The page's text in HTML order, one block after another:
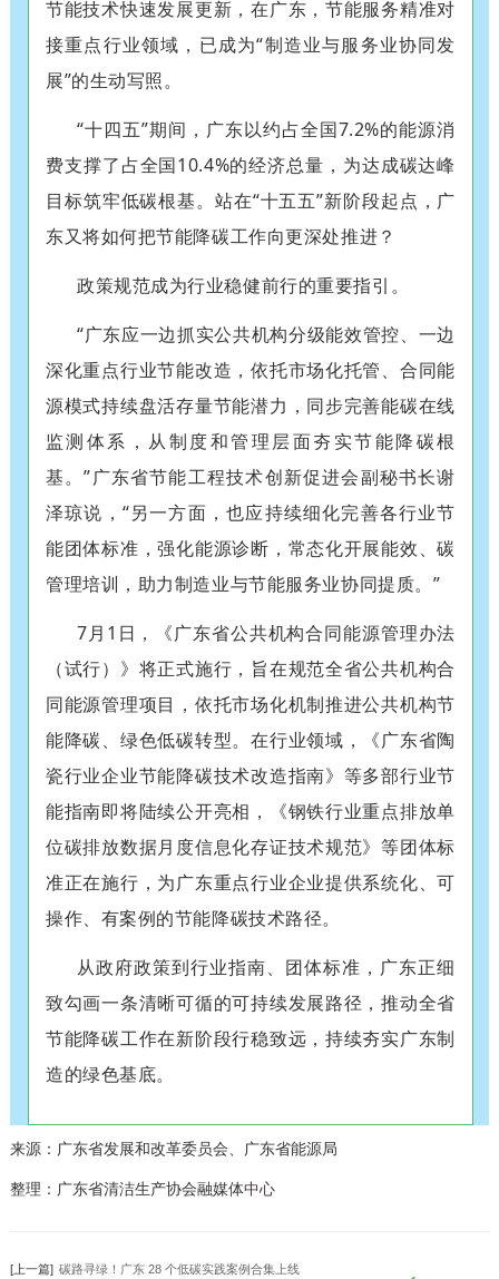
节能技术快速发展更新，在广东，节能服务精准对
接重点行业领域，已成为“制造业与服务业协同发
展”的生动写照。
“十四五”期间，广东以约占全国7.2%的能源消
费支撑了占全国10.4%的经济总量，为达成碳达峰
目标筑牢低碳根基。站在“十五五”新阶段起点，广
东又将如何把节能降碳工作向更深处推进？
政策规范成为行业稳健前行的重要指引。
“广东应一边抓实公共机构分级能效管控、一边
深化重点行业节能改造，依托市场化托管、合同能
源模式持续盘活存量节能潜力，同步完善能碳在线
监测体系，从制度和管理层面夯实节能降碳根
基。”广东省节能工程技术创新促进会副秘书长谢
泽琼说，“另一方面，也应持续细化完善各行业节
能团体标准，强化能源诊断，常态化开展能效、碳
管理培训，助力制造业与节能服务业协同提质。”
7月1日，《广东省公共机构合同能源管理办法
（试行）》将正式施行，旨在规范全省公共机构合
同能源管理项目，依托市场化机制推进公共机构节
能降碳、绿色低碳转型。在行业领域，《广东省陶
瓷行业企业节能降碳技术改造指南》等多部行业节
能指南即将陆续公开亮相，《钢铁行业重点排放单
位碳排放数据月度信息化存证技术规范》等团体标
准正在施行，为广东重点行业企业提供系统化、可
操作、有案例的节能降碳技术路径。
从政府政策到行业指南、团体标准，广东正细
致勾画一条清晰可循的可持续发展路径，推动全省
节能降碳工作在新阶段行稳致远，持续夯实广东制
造的绿色基底。
来源： 广东省发展和改革委员会、广东省能源局
整理：广东省清洁生产协会融媒体中心
[上一篇] 碳路寻绿！广东 28 个低碳实践案例合集上线